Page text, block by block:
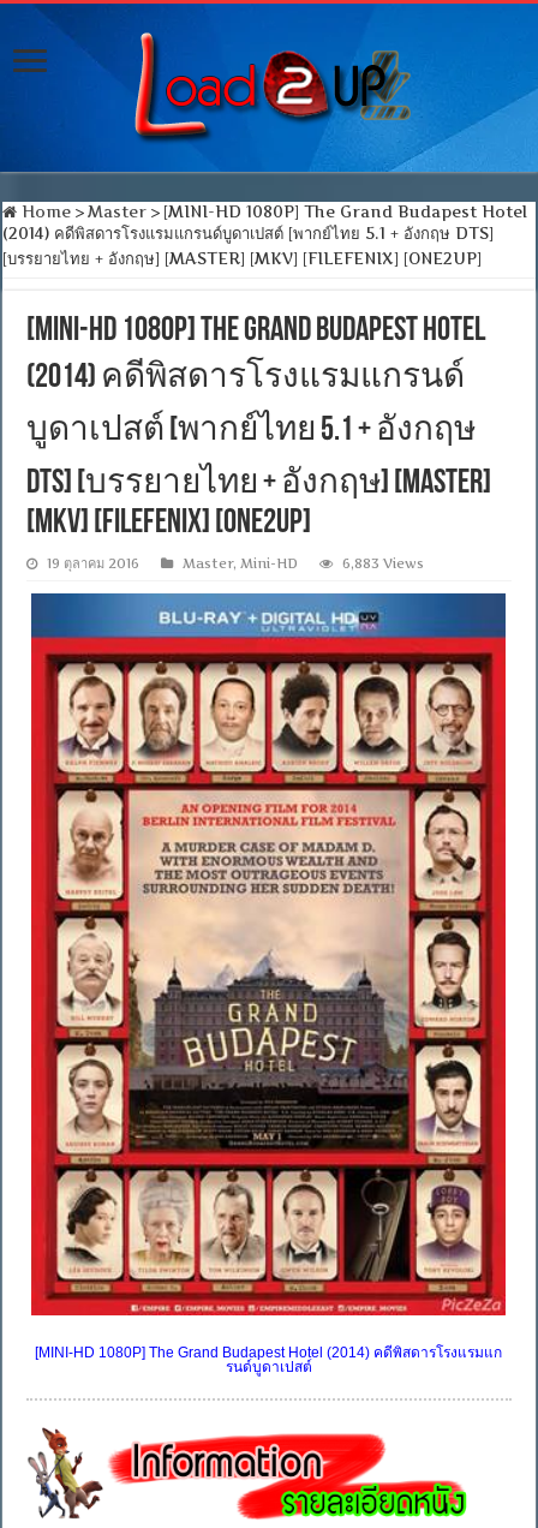
Home > Master > [MINI-HD 1080P] The Grand Budapest Hotel
(2014) คดีพิสดารโรงแรมแกรนด์บูดาเปสต์ [พากย์ไทย 5.1 + อังกฤษ DTS]
[บรรยายไทย + อังกฤษ] [MASTER] [MKV] [FILEFENIX] [ONE2UP]
[MINI-HD 1080P] The Grand Budapest Hotel
(2014) คดีพิสดารโรงแรมแกรนด์
บูดาเปสต์ [พากย์ไทย 5.1 + อังกฤษ
DTS] [บรรยายไทย + อังกฤษ] [MASTER]
[MKV] [FILEFENIX] [ONE2UP]
19 ตุลาคม 2016 Master,Mini-HD 6,883 Views
[MINI-HD 1080P] The Grand Budapest Hotel (2014) คดีพิสดารโรงแรมแก
รนด์บูดาเปสต์